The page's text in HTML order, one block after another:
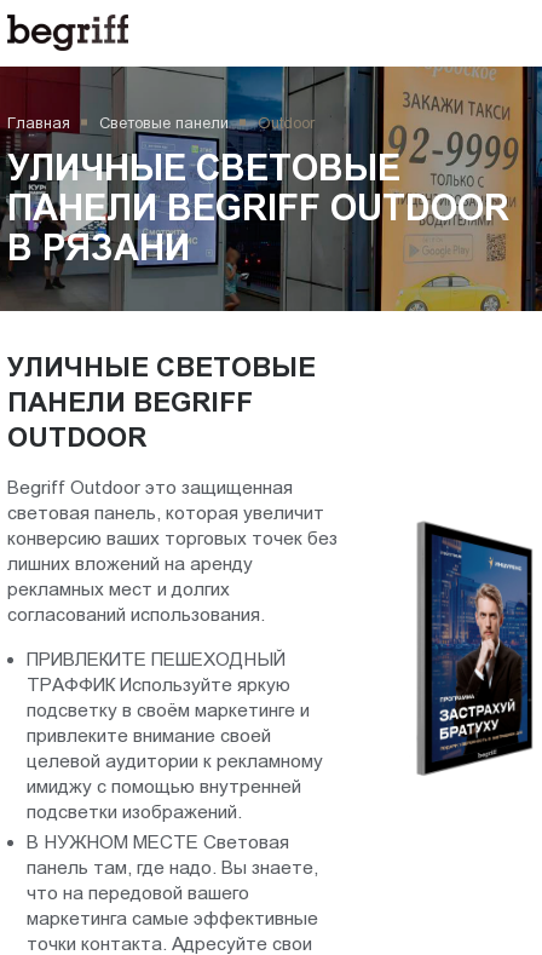
УЛИЧНЫЕ
СВЕТОВЫЕ
ПАНЕЛИ
BEGRIFF
OUTDOOR
в
Рязани
Главная Световые панели Outdoor
УЛИЧНЫЕ СВЕТОВЫЕ
ПАНЕЛИ BEGRIFF OUTDOOR
В РЯЗАНИ
УЛИЧНЫЕ СВЕТОВЫЕ
ПАНЕЛИ BEGRIFF
OUTDOOR
Begriff Outdoor это защищенная
световая панель, которая увеличит
конверсию ваших торговых точек без
лишних вложений на аренду
рекламных мест и долгих
согласований использования.
ПРИВЛЕКИТЕ ПЕШЕХОДНЫЙ
ТРАФФИК Используйте яркую
подсветку в своём маркетинге и
привлеките внимание своей
целевой аудитории к рекламному
имиджу с помощью внутренней
подсветки изображений.
В НУЖНОМ МЕСТЕ Световая
панель там, где надо. Вы знаете,
что на передовой вашего
маркетинга самые эффективные
точки контакта. Адресуйте свои
ООО
"Компания
Бегрифф"
Свердловская
обл.
620016
г.
Екатеринбург
ул.
Амундсена,
107,
оф.
sales@begriff.ru
+73433454747
RUB
Пн.-
Пт.:
9.00-
18.00
Сб.,
Вс.:
выходной